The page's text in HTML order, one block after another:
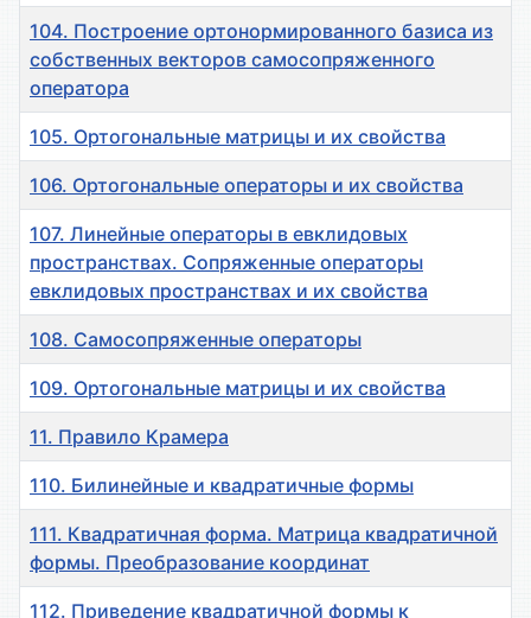
104. Построение ортонормированного базиса из
собственных векторов самосопряженного
оператора
105. Ортогональные матрицы и их свойства
106. Ортогональные операторы и их свойства
107. Линейные операторы в евклидовых
пространствах. Сопряженные операторы
евклидовых пространствах и их свойства
108. Самосопряженные операторы
109. Ортогональные матрицы и их свойства
11. Правило Крамера
110. Билинейные и квадратичные формы
111. Квадратичная форма. Матрица квадратичной
формы. Преобразование координат
112. Приведение квадратичной формы к